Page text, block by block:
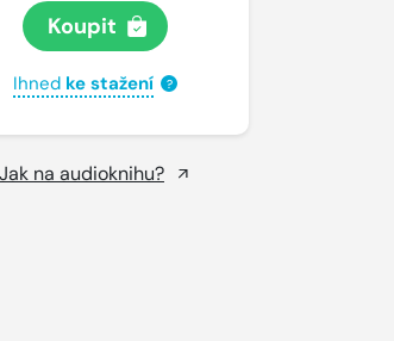
Koupit
Ihned ke stažení ?
Jak na audioknihu?